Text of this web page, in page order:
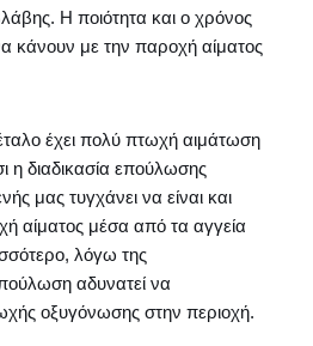
Η ποιότητα και ο χρόνος
κάνουν με την παροχή αίματος
έχει πολύ πτωχή αιμάτωση
η διαδικασία επούλωσης
μας τυγχάνει να είναι και
αίματος μέσα από τα αγγεία
λόγω της
αδυνατεί να
οξυγόνωσης στην περιοχή.